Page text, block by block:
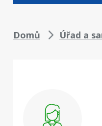
Drobečková
Domů Úřad a